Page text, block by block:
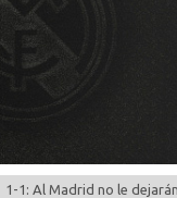
1-1: Al Madrid no le